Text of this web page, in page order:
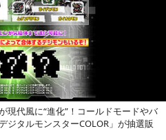
現代風に“進化”！コールドモードやバ
ジタルモンスターCOLOR」が抽選販